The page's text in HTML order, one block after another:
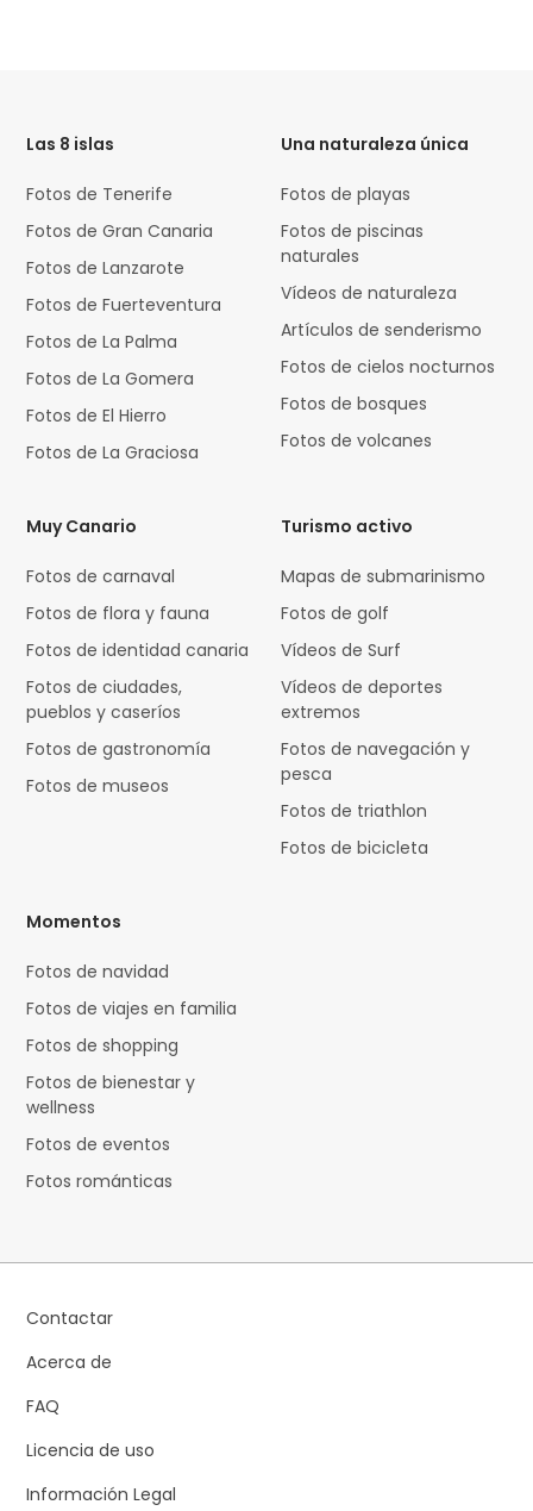
Las 8 islas
Fotos de Tenerife
Fotos de Gran Canaria
Fotos de Lanzarote
Fotos de Fuerteventura
Fotos de La Palma
Fotos de La Gomera
Fotos de El Hierro
Fotos de La Graciosa
Una naturaleza única
Fotos de playas
Fotos de piscinas
naturales
Vídeos de naturaleza
Artículos de senderismo
Fotos de cielos nocturnos
Fotos de bosques
Fotos de volcanes
Muy Canario
Fotos de carnaval
Fotos de flora y fauna
Fotos de identidad canaria
Fotos de ciudades,
pueblos y caseríos
Fotos de gastronomía
Fotos de museos
Turismo activo
Mapas de submarinismo
Fotos de golf
Vídeos de Surf
Vídeos de deportes
extremos
Fotos de navegación y
pesca
Fotos de triathlon
Fotos de bicicleta
Momentos
Fotos de navidad
Fotos de viajes en familia
Fotos de shopping
Fotos de bienestar y
wellness
Fotos de eventos
Fotos románticas
Contactar
Acerca de
FAQ
Licencia de uso
Información Legal